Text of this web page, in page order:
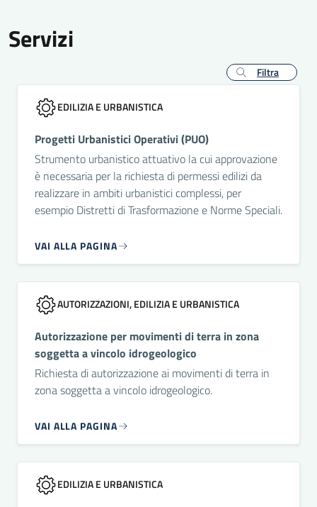
Servizi
Filtra
EDILIZIA E URBANISTICA
Progetti Urbanistici Operativi (PUO)
Strumento urbanistico attuativo la cui approvazione
è necessaria per la richiesta di permessi edilizi da
realizzare in ambiti urbanistici complessi, per
esempio Distretti di Trasformazione e Norme Speciali.
VAI ALLA PAGINA
AUTORIZZAZIONI, EDILIZIA E URBANISTICA
Autorizzazione per movimenti di terra in zona
soggetta a vincolo idrogeologico
Richiesta di autorizzazione ai movimenti di terra in
zona soggetta a vincolo idrogeologico.
VAI ALLA PAGINA
EDILIZIA E URBANISTICA